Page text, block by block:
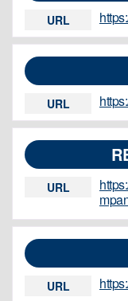
URL
URL
URL
URL